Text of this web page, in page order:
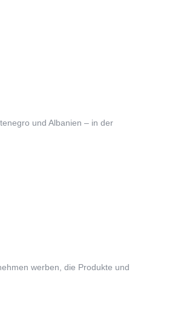
und Albanien – in der
werben, die Produkte und